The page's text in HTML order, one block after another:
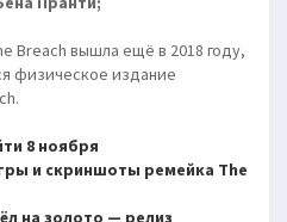
Breach вышла ещё в 2018 году,
физическое издание
8 ноября
и скриншоты ремейка The
на золото — релиз